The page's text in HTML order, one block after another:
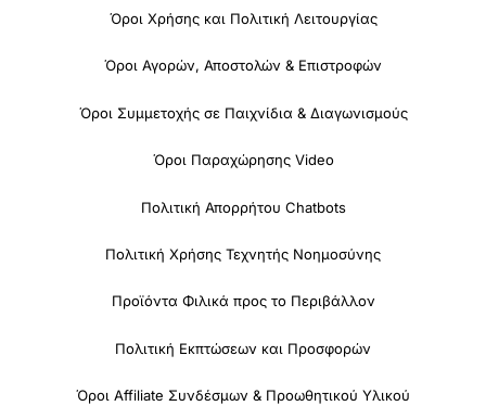
Όροι Χρήσης και Πολιτική Λειτουργίας
Όροι Αγορών, Αποστολών & Επιστροφών
Όροι Συμμετοχής σε Παιχνίδια & Διαγωνισμούς
Όροι Παραχώρησης Video
Πολιτική Απορρήτου Chatbots
Πολιτική Χρήσης Τεχνητής Νοημοσύνης
Προϊόντα Φιλικά προς το Περιβάλλον
Πολιτική Εκπτώσεων και Προσφορών
Όροι Affiliate Συνδέσμων & Προωθητικού Υλικού